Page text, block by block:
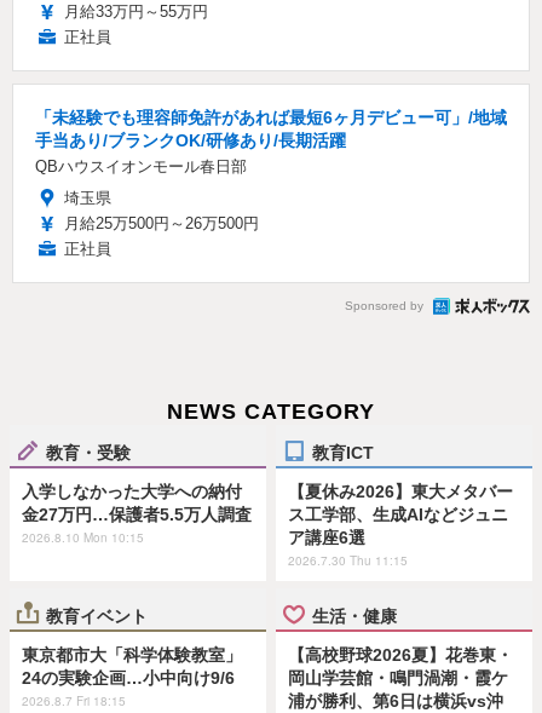
月給33万円～55万円
正社員
「未経験でも理容師免許があれば最短6ヶ月デビュー可」/地域
手当あり/ブランクOK/研修あり/長期活躍
QBハウスイオンモール春日部
埼玉県
月給25万500円～26万500円
正社員
Sponsored by
NEWS CATEGORY
教育・受験
入学しなかった大学への納付
金27万円…保護者5.5万人調査
2026.8.10 Mon 10:15
教育ICT
【夏休み2026】東大メタバー
ス工学部、生成AIなどジュニ
ア講座6選
2026.7.30 Thu 11:15
教育イベント
東京都市大「科学体験教室」
24の実験企画…小中向け9/6
2026.8.7 Fri 18:15
生活・健康
【高校野球2026夏】花巻東・
岡山学芸館・鳴門渦潮・霞ケ
浦が勝利、第6日は横浜vs沖